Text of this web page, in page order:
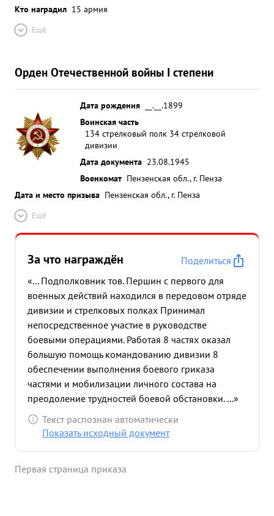
Кто наградил 15 армия
Ещё
Орден Отечественной войны I степени
Дата рождения
__.__.1899
Воинская часть
134 стрелковый полк 34 стрелковой
дивизии
Дата документа 23.08.1945
Военкомат Пензенская обл., г. Пенза
Дата и место призыва Пензенская обл., г. Пенза
Ещё
За что награждён
Поделиться
«... Подполковник тов. Першин с первого для
военных действий находился в передовом отряде
дивизии и стрелковых полках Принимал
непосредственное участие в руководстве
боевыми операциями. Работая 8 частях оказал
большую помощь командованию дивизии 8
обеспечении выполнения боевого гриказа
частями и мобилизации личного состава на
преодоление трудностей боевой обстановки. ...»
Текст распознан автоматически
Показать исходный документ
Первая страница приказа